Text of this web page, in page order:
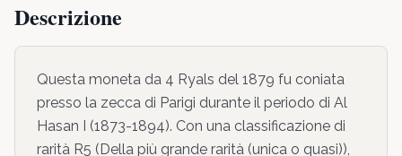
Descrizione
Questa moneta da 4 Ryals del 1879 fu coniata
presso la zecca di Parigi durante il periodo di Al
Hasan I (1873-1894). Con una classificazione di
rarità R5 (Della più grande rarità (unica o quasi)),